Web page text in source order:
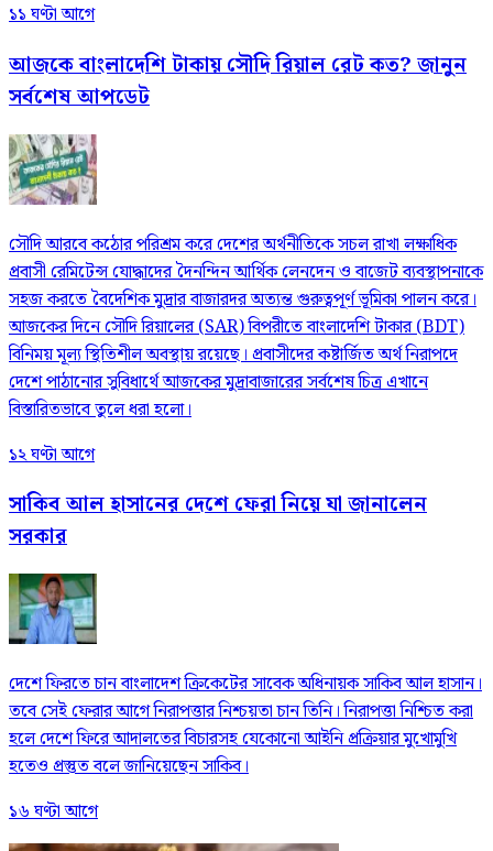
১১ ঘণ্টা আগে
আজকে বাংলাদেশি টাকায় সৌদি রিয়াল রেট কত? জানুন
সর্বশেষ আপডেট
সৌদি আরবে কঠোর পরিশ্রম করে দেশের অর্থনীতিকে সচল রাখা লক্ষাধিক
প্রবাসী রেমিটেন্স যোদ্ধাদের দৈনন্দিন আর্থিক লেনদেন ও বাজেট ব্যবস্থাপনাকে
সহজ করতে বৈদেশিক মুদ্রার বাজারদর অত্যন্ত গুরুত্বপূর্ণ ভূমিকা পালন করে।
আজকের দিনে সৌদি রিয়ালের (SAR) বিপরীতে বাংলাদেশি টাকার (BDT)
বিনিময় মূল্য স্থিতিশীল অবস্থায় রয়েছে। প্রবাসীদের কষ্টার্জিত অর্থ নিরাপদে
দেশে পাঠানোর সুবিধার্থে আজকের মুদ্রাবাজারের সর্বশেষ চিত্র এখানে
বিস্তারিতভাবে তুলে ধরা হলো।
১২ ঘণ্টা আগে
সাকিব আল হাসানের দেশে ফেরা নিয়ে যা জানালেন
সরকার
দেশে ফিরতে চান বাংলাদেশ ক্রিকেটের সাবেক অধিনায়ক সাকিব আল হাসান।
তবে সেই ফেরার আগে নিরাপত্তার নিশ্চয়তা চান তিনি। নিরাপত্তা নিশ্চিত করা
হলে দেশে ফিরে আদালতের বিচারসহ যেকোনো আইনি প্রক্রিয়ার মুখোমুখি
হতেও প্রস্তুত বলে জানিয়েছেন সাকিব।
১৬ ঘণ্টা আগে